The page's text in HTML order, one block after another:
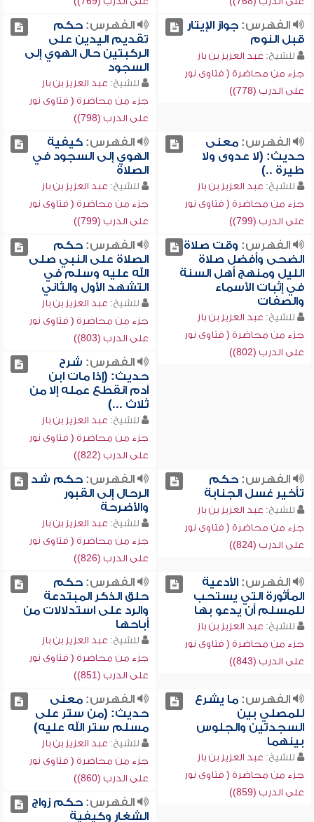
الفهرس:جواز الإيتار
قبل النوم
للشيخ: عبد العزيز بن باز
جزء من محاضرة ( فتاوى نور
على الدرب (778))
الفهرس:حكم
تقديم اليدين على
الركبتين حال الهوي إلى
السجود
للشيخ: عبد العزيز بن باز
جزء من محاضرة ( فتاوى نور
على الدرب (798))
الفهرس:معنى
حديث: (لا عدوى ولا
طيرة ..)
للشيخ: عبد العزيز بن باز
جزء من محاضرة ( فتاوى نور
على الدرب (799))
الفهرس:كيفية
الهوي إلى السجود في
الصلاة
للشيخ: عبد العزيز بن باز
جزء من محاضرة ( فتاوى نور
على الدرب (799))
الفهرس: وقت صلاة
الضحى وأفضل صلاة
الليل ومنهج أهل السنة
في إثبات الأسماء
والصفات
للشيخ: عبد العزيز بن باز
جزء من محاضرة ( فتاوى نور
على الدرب (802))
الفهرس:حكم
الصلاة على النبي صلى
الله عليه وسلم في
التشهد الأول والثاني
للشيخ: عبد العزيز بن باز
جزء من محاضرة ( فتاوى نور
على الدرب (803))
الفهرس: شرح
حديث: (إذا مات ابن
آدم انقطع عمله إلا من
ثلاث ...)
للشيخ: عبد العزيز بن باز
جزء من محاضرة ( فتاوى نور
على الدرب (822))
الفهرس:حكم
تأخير غسل الجنابة
للشيخ: عبد العزيز بن باز
جزء من محاضرة ( فتاوى نور
على الدرب (824))
الفهرس:حكم شد
الرحال إلى القبور
والأضرحة
للشيخ: عبد العزيز بن باز
جزء من محاضرة ( فتاوى نور
على الدرب (826))
الفهرس:الأدعية
المأثورة التي يستحب
للمسلم أن يدعو بها
للشيخ: عبد العزيز بن باز
جزء من محاضرة ( فتاوى نور
على الدرب (843))
الفهرس:حكم
حلق الذكر المبتدعة
والرد على استدلالات من
أباحها
للشيخ: عبد العزيز بن باز
جزء من محاضرة ( فتاوى نور
على الدرب (851))
الفهرس:ما يشرع
للمصلي بين
السجدتين والجلوس
بينهما
للشيخ: عبد العزيز بن باز
جزء من محاضرة ( فتاوى نور
على الدرب (859))
الفهرس:معنى
حديث: (من ستر على
مسلم ستر الله عليه)
للشيخ: عبد العزيز بن باز
جزء من محاضرة ( فتاوى نور
على الدرب (860))
الفهرس:حكم زواج
الشغار وكيفية